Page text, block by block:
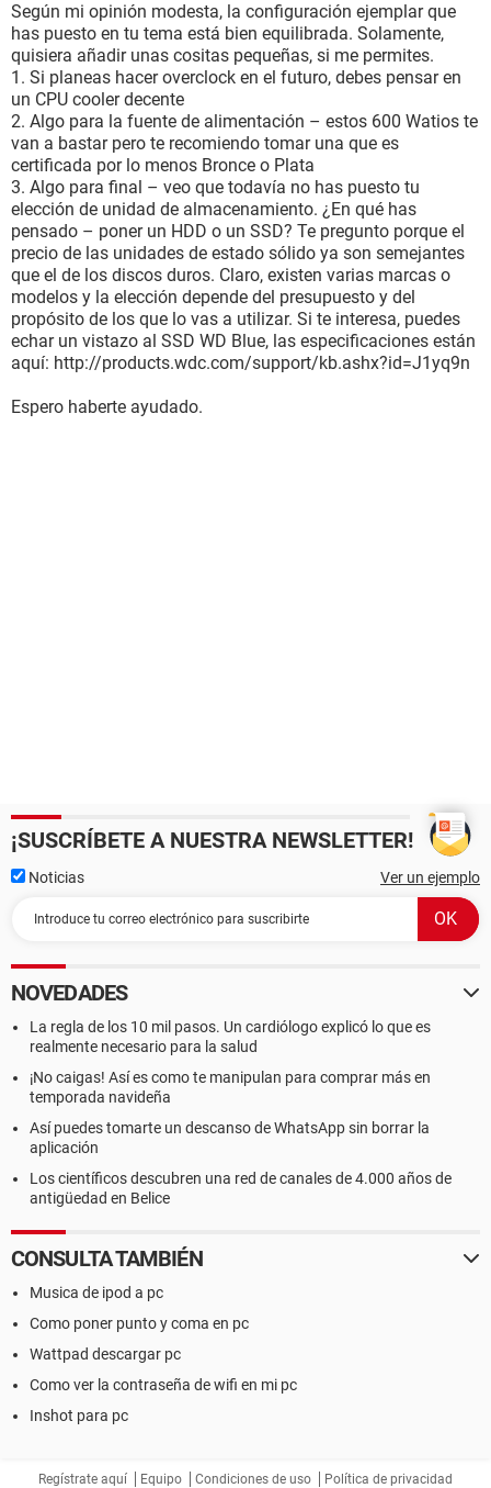
Según mi opinión modesta, la configuración ejemplar que
has puesto en tu tema está bien equilibrada. Solamente,
quisiera añadir unas cositas pequeñas, si me permites.
1. Si planeas hacer overclock en el futuro, debes pensar en
un CPU cooler decente
2. Algo para la fuente de alimentación – estos 600 Watios te
van a bastar pero te recomiendo tomar una que es
certificada por lo menos Bronce o Plata
3. Algo para final – veo que todavía no has puesto tu
elección de unidad de almacenamiento. ¿En qué has
pensado – poner un HDD o un SSD? Te pregunto porque el
precio de las unidades de estado sólido ya son semejantes
que el de los discos duros. Claro, existen varias marcas o
modelos y la elección depende del presupuesto y del
propósito de los que lo vas a utilizar. Si te interesa, puedes
echar un vistazo al SSD WD Blue, las especificaciones están
aquí: http://products.wdc.com/support/kb.ashx?id=J1yq9n
Espero haberte ayudado.
¡SUSCRÍBETE A NUESTRA NEWSLETTER!
Noticias Ver un ejemplo
NOVEDADES
La regla de los 10 mil pasos. Un cardiólogo explicó lo que es
realmente necesario para la salud
¡No caigas! Así es como te manipulan para comprar más en
temporada navideña
Así puedes tomarte un descanso de WhatsApp sin borrar la
aplicación
Los científicos descubren una red de canales de 4.000 años de
antigüedad en Belice
CONSULTA TAMBIÉN
Musica de ipod a pc
Como poner punto y coma en pc
Wattpad descargar pc
Como ver la contraseña de wifi en mi pc
Inshot para pc
Regístrate aquí Equipo Condiciones de uso Política de privacidad